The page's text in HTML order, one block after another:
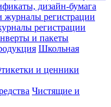
дизайн-бумага
регистрации
и пакеты
Школьная
и ценники
Чистящие и